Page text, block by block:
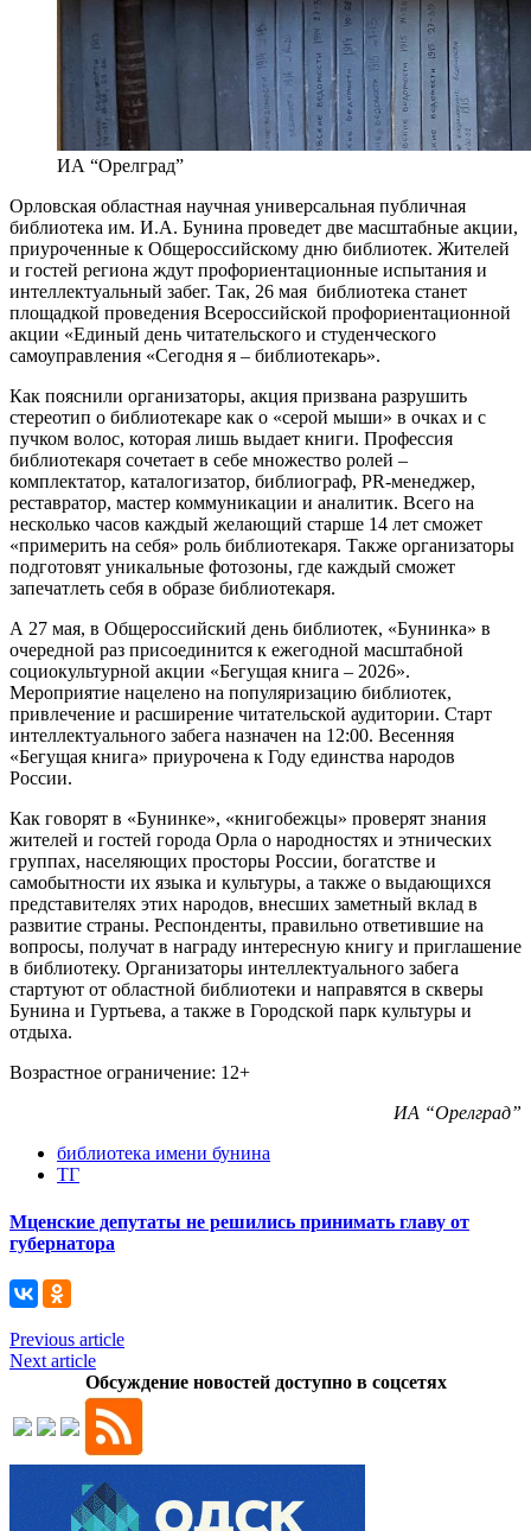
ИА “Орелград”
Орловская областная научная универсальная публичная
библиотека им. И.А. Бунина проведет две масштабные акции,
приуроченные к Общероссийскому дню библиотек. Жителей
и гостей региона ждут профориентационные испытания и
интеллектуальный забег. Так, 26 мая библиотека станет
площадкой проведения Всероссийской профориентационной
акции «Единый день читательского и студенческого
самоуправления «Сегодня я – библиотекарь».
Как пояснили организаторы, акция призвана разрушить
стереотип о библиотекаре как о «серой мыши» в очках и с
пучком волос, которая лишь выдает книги. Профессия
библиотекаря сочетает в себе множество ролей –
комплектатор, каталогизатор, библиограф, PR-менеджер,
реставратор, мастер коммуникации и аналитик. Всего на
несколько часов каждый желающий старше 14 лет сможет
«примерить на себя» роль библиотекаря. Также организаторы
подготовят уникальные фотозоны, где каждый сможет
запечатлеть себя в образе библиотекаря.
А 27 мая, в Общероссийский день библиотек, «Бунинка» в
очередной раз присоединится к ежегодной масштабной
социокультурной акции «Бегущая книга – 2026».
Мероприятие нацелено на популяризацию библиотек,
привлечение и расширение читательской аудитории. Старт
интеллектуального забега назначен на 12:00. Весенняя
«Бегущая книга» приурочена к Году единства народов
России.
Как говорят в «Бунинке», «книгобежцы» проверят знания
жителей и гостей города Орла о народностях и этнических
группах, населяющих просторы России, богатстве и
самобытности их языка и культуры, а также о выдающихся
представителях этих народов, внесших заметный вклад в
развитие страны. Респонденты, правильно ответившие на
вопросы, получат в награду интересную книгу и приглашение
в библиотеку. Организаторы интеллектуального забега
стартуют от областной библиотеки и направятся в скверы
Бунина и Гуртьева, а также в Городской парк культуры и
отдыха.
Возрастное ограничение: 12+
ИА “Орелград”
библиотека имени бунина
ТГ
Мценские депутаты не решились принимать главу от
губернатора
Previous article
Next article
Обсуждение новостей доступно в соцсетях